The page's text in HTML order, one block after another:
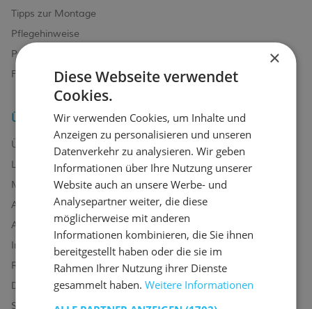
Tipps zur Montage
Pflegehinweise
Paswort Vergessen?
FAQ
Über uns
Über uns
Lager
Marken
Ausstellungsraum
AGB
Impressum
Rechtliche Hinweise
Datenschutz
Sitemap
×
Diese Webseite verwendet
Cookies.
Wir verwenden Cookies, um Inhalte und
Anzeigen zu personalisieren und unseren
Datenverkehr zu analysieren. Wir geben
Informationen über Ihre Nutzung unserer
Website auch an unsere Werbe- und
Analysepartner weiter, die diese
möglicherweise mit anderen
Informationen kombinieren, die Sie ihnen
bereitgestellt haben oder die sie im
Rahmen Ihrer Nutzung ihrer Dienste
gesammelt haben.Weitere Informationen